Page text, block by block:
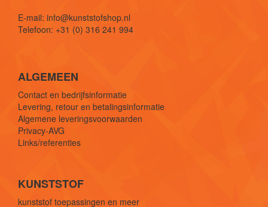
E-mail: info@kunststofshop.nl
Telefoon: +31 (0) 316 241 994
ALGEMEEN
Contact en bedrijfsinformatie
Levering, retour en betalingsinformatie
Algemene leveringsvoorwaarden
Privacy-AVG
Links/referenties
KUNSTSTOF
kunststof toepassingen en meer